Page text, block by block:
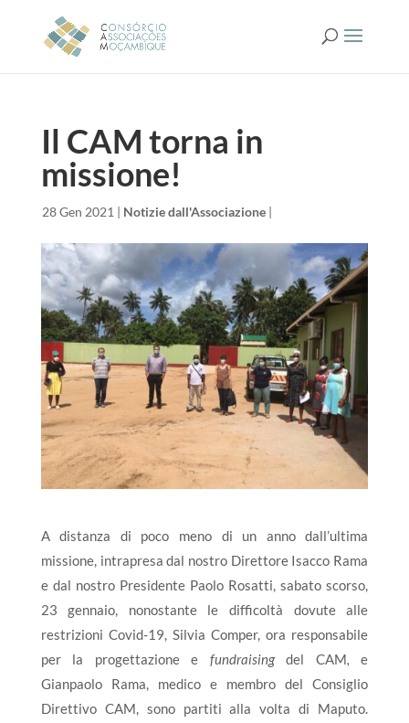
Il CAM torna in
missione!
28 Gen 2021 | Notizie dall'Associazione|
A distanza di poco meno di un anno dall’ultima
missione, intrapresa dal nostro Direttore Isacco Rama
e dal nostro Presidente Paolo Rosatti, sabato scorso,
23 gennaio, nonostante le difficoltà dovute alle
restrizioni Covid-19, Silvia Comper, ora responsabile
per la progettazione e fundraisingdel CAM, e
Gianpaolo Rama, medico e membro del Consiglio
Direttivo CAM, sono partiti alla volta di Maputo.